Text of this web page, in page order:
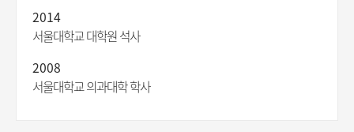
2014
서울대학교 대학원 석사
2008
서울대학교 의과대학 학사